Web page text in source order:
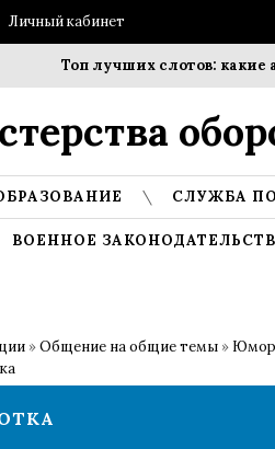
Личный кабинет
Топ лучших слотов: какие
СЛУЖБА
ВОЕННОЕ
»Общение на общие темы » Юмор